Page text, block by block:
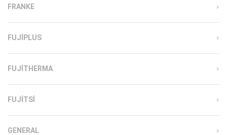
FRANKE
FUJIPLUS
FUJITHERMA
FUJITSI
GENERAL